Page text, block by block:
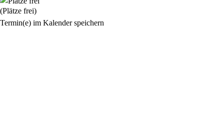
(Plätze frei)
Termin(e) im Kalender speichern